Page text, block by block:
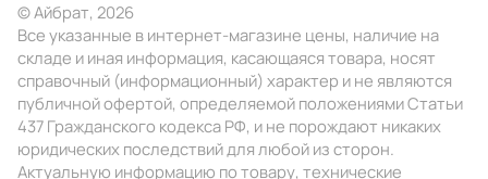
© Айбрат, 2026
Все указанные в интернет-магазине цены, наличие на
складе и иная информация, касающаяся товара, носят
справочный (информационный) характер и не являются
публичной офертой, определяемой положениями Статьи
437 Гражданского кодекса РФ, и не порождают никаких
юридических последствий для любой из сторон.
Актуальную информацию по товару, технические